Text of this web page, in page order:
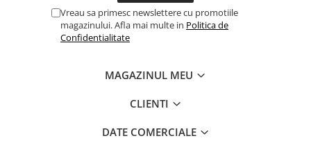
Vreau sa primesc newslettere cu promotiile
magazinului. Afla mai multe in Politica de
Confidentialitate
MAGAZINUL MEU
CLIENTI
DATE COMERCIALE